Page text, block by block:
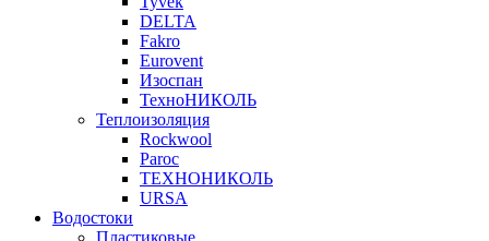
DELTA
Fakro
Eurovent
Изоспан
ТехноНИКОЛЬ
Теплоизоляция
Rockwool
Paroc
ТЕХНОНИКОЛЬ
URSA
Водостоки
Пластиковые